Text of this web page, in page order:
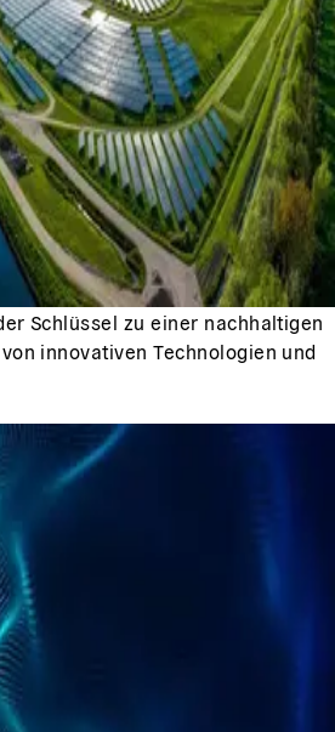
Schlüssel zu einer nachhaltigen
innovativen Technologien und